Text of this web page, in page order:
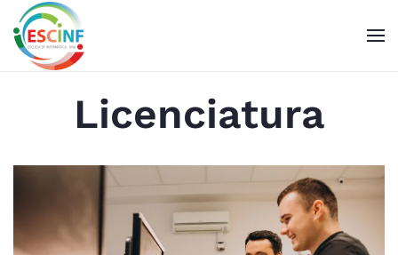
Skip to main content
Licenciatura